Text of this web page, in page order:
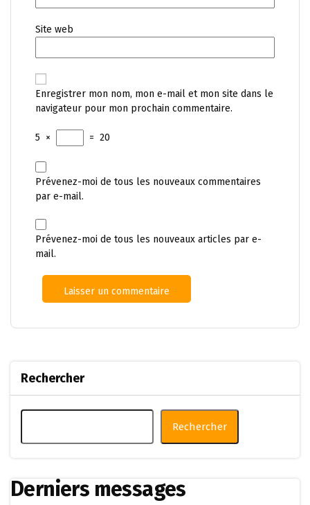
Site web
Enregistrer mon nom, mon e-mail et mon site dans le
navigateur pour mon prochain commentaire.
5 × = 20
Prévenez-moi de tous les nouveaux commentaires
par e-mail.
Prévenez-moi de tous les nouveaux articles par e-
mail.
Rechercher
Rechercher
Derniers messages